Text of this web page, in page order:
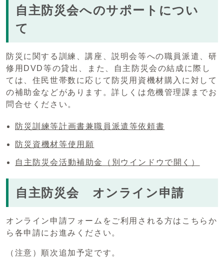
自主防災会へのサポートについ
て
防災に関する訓練、講座、説明会等への職員派遣、研
修用DVD等の貸出、また、自主防災会の結成に際し
ては、住民世帯数に応じて防災用資機材購入に対して
の補助金などがあります。詳しくは危機管理課までお
問合せください。
防災訓練等計画書兼職員派遣等依頼書
防災資機材等使用願
自主防災会活動補助金 （別ウインドウで開く）
自主防災会 オンライン申請
オンライン申請フォームをご利用される方はこちらか
ら各申請にお進みください。
（注意）順次追加予定です。